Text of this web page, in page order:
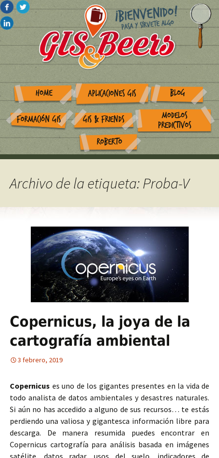
HOME APLICACIONES GIS BLOG
FORMACIÓN GIS GIS & FRIENDS
MODELOS
PREDICTIVOS
ROBERTO
Archivo de la etiqueta: Proba-V
Copernicus, la joya de la
cartografía ambiental
3 febrero, 2019
Copernicus es uno de los gigantes presentes en la vida de
todo analista de datos ambientales y desastres naturales.
Si aún no has accedido a alguno de sus recursos… te estás
perdiendo una valiosa y gigantesca información libre para
descarga. De manera resumida puedes encontrar en
Copernicus cartografía para análisis basada en imágenes
satélite, datos radar, usos del suelo, indicadores de